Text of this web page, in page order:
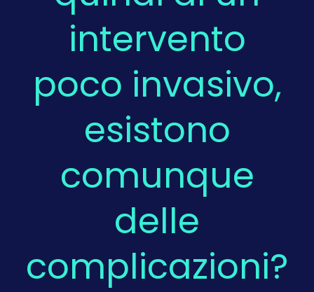
Domande Frequenti
Chi sono
Prenota
intervento
poco invasivo,
esistono
comunque
delle
complicazioni?